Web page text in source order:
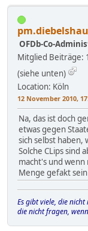
OFDb-Co-
Mitglied Beiträge:
(siehe unten)
Location: Köln
12 November 2010,
Na, das ist doch
etwas gegen
sich selbst haben,
Solche CLips sind
macht's und
Menge gefakt
Es gibt viele, die
die nicht fragen,